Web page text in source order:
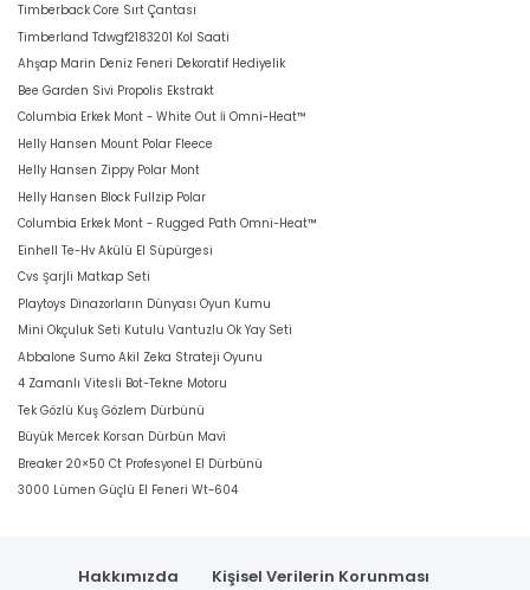
Timberback Core Sırt Çantası
Timberland Tdwgf2183201 Kol Saati
Ahşap Marin Deniz Feneri Dekoratif Hediyelik
Bee Garden Sivi Propolis Ekstrakt
Columbia Erkek Mont - White Out İi Omni-Heat™
Helly Hansen Mount Polar Fleece
Helly Hansen Zippy Polar Mont
Helly Hansen Block Fullzip Polar
Columbia Erkek Mont - Rugged Path Omni-Heat™
Einhell Te-Hv Akülü El Süpürgesi
Cvs Şarjli Matkap Seti
Playtoys Dinazorların Dünyası Oyun Kumu
Mini Okçuluk Seti Kutulu Vantuzlu Ok Yay Seti
Abbalone Sumo Akil Zeka Strateji Oyunu
4 Zamanlı Vitesli Bot-Tekne Motoru
Tek Gözlü Kuş Gözlem Dürbünü
Büyük Mercek Korsan Dürbün Mavi
Breaker 20×50 Ct Profesyonel El Dürbünü
3000 Lümen Güçlü El Feneri Wt-604
Hakkımızda
Kişisel Verilerin Korunması